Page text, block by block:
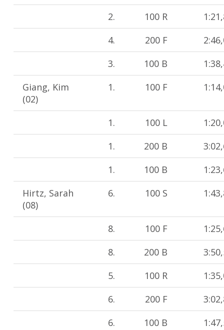
2.
100 R
4.
200 F
3.
100 B
Giang, Kim
(02)
1. 100 F
1. 100 L
1.
200 B
1.
100 B
Hirtz, Sarah
(08)
6. 100 S
8. 100 F
8.
200 B
5.
100 R
6.
200 F
6.
100 B